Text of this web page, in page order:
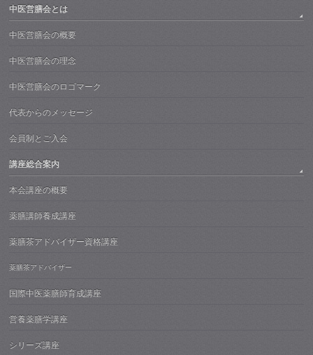
中医営膳会とは
中医営膳会の概要
中医営膳会の理念
中医営膳会のロゴマーク
代表からのメッセージ
会員制とご入会
講座総合案内
本会講座の概要
薬膳講師養成講座
薬膳茶アドバイザー資格講座
薬膳茶アドバイザー
国際中医薬膳師育成講座
営養薬膳学講座
シリーズ講座